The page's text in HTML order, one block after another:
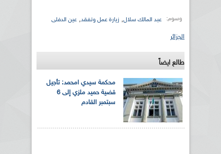
وسوم: عبد المالك سلال, زيارة عمل وتفقد, عين الدفلى
الجزائر
طالع ايضاً
محكمة سيدي امحمد: تأجيل
قضية حميد ملزي إلى 6
سبتمبر القادم